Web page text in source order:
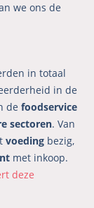
we ons de
in totaal
in de
defoodservice
sectoren. Van
voeding bezig,
met inkoop.
deze